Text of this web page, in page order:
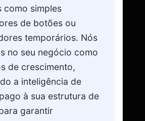
como simples
de botões ou
temporários. Nós
no seu negócio como
de crescimento,
a inteligência de
à sua estrutura de
garantir